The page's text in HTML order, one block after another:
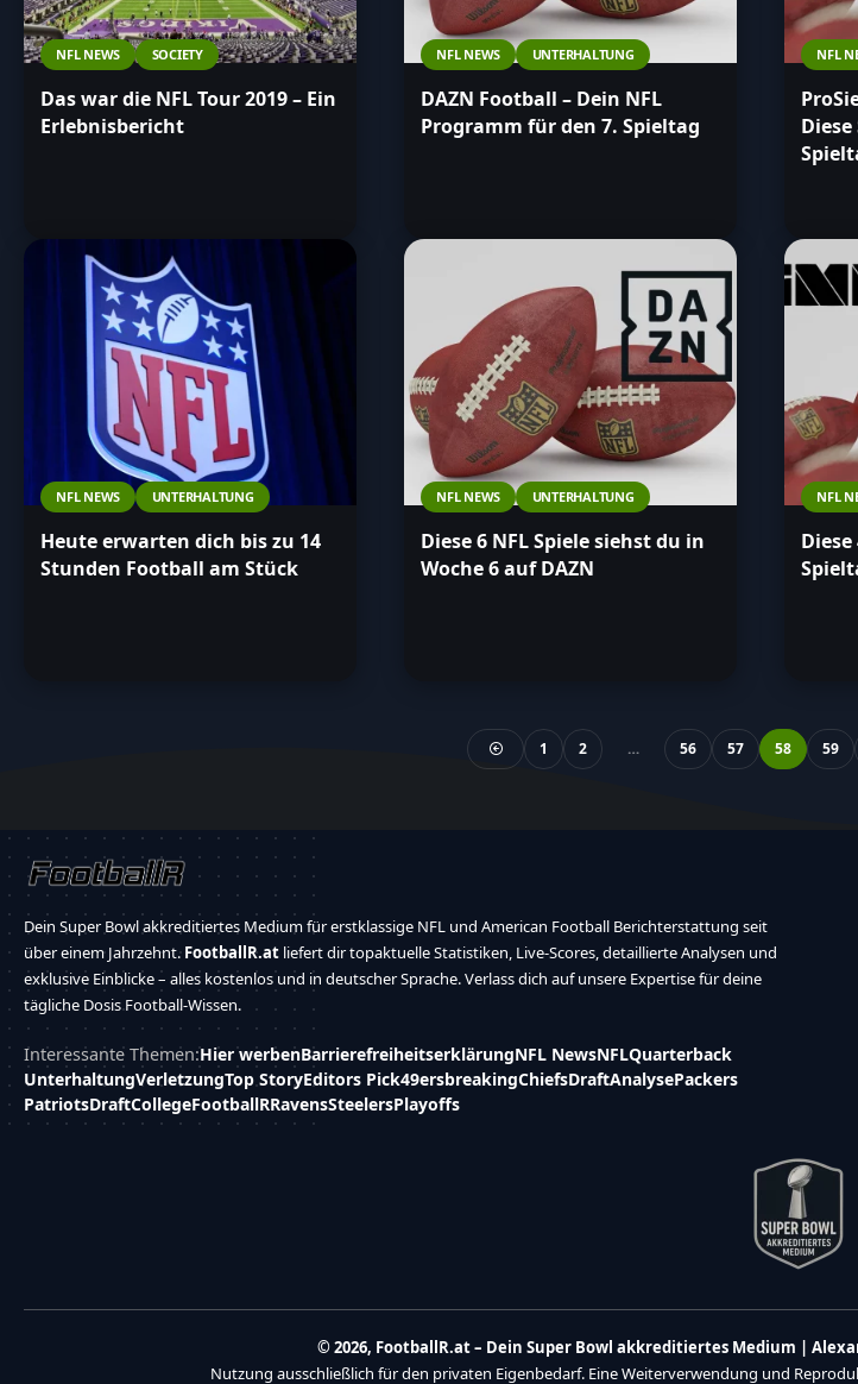
NFL NEWS SOCIETY
Das war die NFL Tour 2019 – Ein
Erlebnisbericht
NFL NEWS UNTERHALTUNG
DAZN Football – Dein NFL
Programm für den 7. Spieltag
NFL
NFL NEWS UNTERHALTUNG
Heute erwarten dich bis zu 14
Stunden Football am Stück
NFL NEWS UNTERHALTUNG
Diese 6 NFL Spiele siehst du in
Woche 6 auf DAZN
NFL
1 2 … 56 57 58 59
Dein Super Bowl akkreditiertes Medium für erstklassige NFL und American Football Berichterstattung seit
über einem Jahrzehnt.FootballR.at liefert dir topaktuelle Statistiken, Live-Scores, detaillierte Analysen und
exklusive Einblicke – alles kostenlos und in deutscher Sprache. Verlass dich auf unsere Expertise für deine
tägliche Dosis Football-Wissen.
Interessante Themen:Hier werbenBarrierefreiheitserklärungNFL NewsNFLQuarterback
UnterhaltungVerletzungTop StoryEditors Pick49ersbreakingChiefsDraftAnalysePackers
PatriotsDraftCollegeFootballRRavensSteelersPlayoffs
© 2026, FootballR.at – Dein Super Bowl akkreditiertes Medium |
Nutzung ausschließlich für den privaten Eigenbedarf. Eine Weiterverwendung und